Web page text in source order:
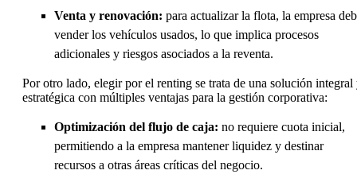
Venta y renovación: para actualizar la flota, la empresa
vender los vehículos usados, lo que implica procesos
adicionales y riesgos asociados a la reventa.
Por otro lado, elegir por el renting se trata de una solución integral
estratégica con múltiples ventajas para la gestión corporativa:
Optimización del flujo de caja: no requiere cuota inicial,
permitiendo a la empresa mantener liquidez y destinar
recursos a otras áreas críticas del negocio.